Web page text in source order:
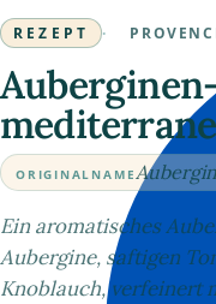
REZEPT ·
ORIGINALNAME
Ein aromatisches
Aubergine, saftigen
Knoblauch, verfeinert